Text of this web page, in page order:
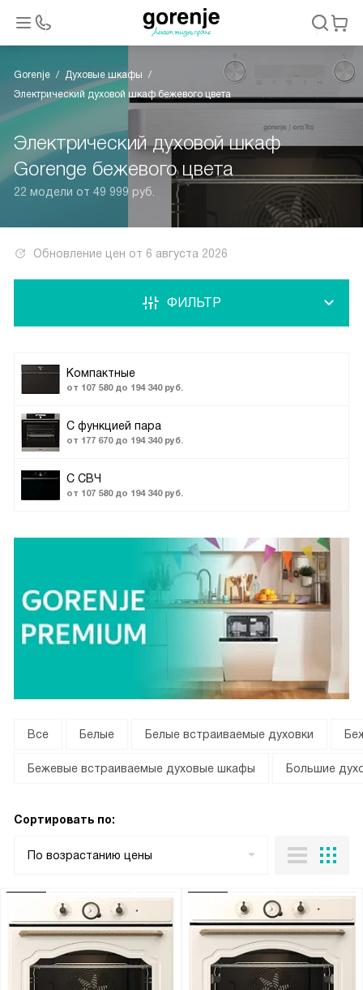
Gorenje
Духовые шкафы
Электрический духовой шкаф бежевого цвета
Электрический духовой шкаф
Gorenge бежевого цвета
22 модели от 49 999 руб.
Обновление цен от 6 августа 2026
Компактные
от 107 580 до 194 340 руб.
С функцией пара
от 177 670 до 194 340 руб.
С СВЧ
от 107 580 до 194 340 руб.
ФИЛЬТР
Все Белые Белые встраиваемые духовки
Бежевые встраиваемые духовые шкафы Большие
Сортировать по:
По возрастанию цены